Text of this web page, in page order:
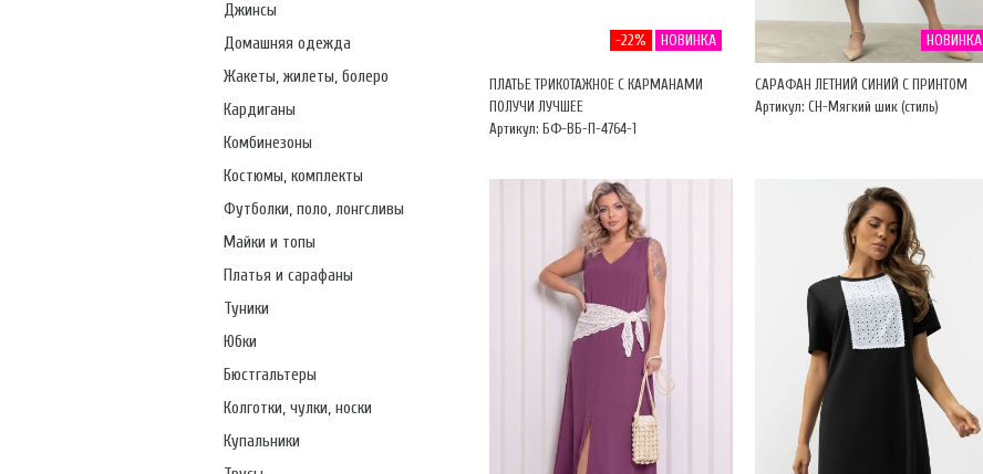
Джинсы
Домашняя одежда
Жакеты, жилеты, болеро
Кардиганы
Комбинезоны
Костюмы, комплекты
Футболки, поло, лонгсливы
Майки и топы
Платья и сарафаны
Туники
Юбки
Бюстгальтеры
Колготки, чулки, носки
Купальники
-22% НОВИНКА
ПЛАТЬЕ ТРИКОТАЖНОЕ С КАРМАНАМИ
ПОЛУЧИ ЛУЧШЕЕ
Артикул: БФ-ВБ-П-4764-1
НОВИНКА
САРАФАН ЛЕТНИЙ СИНИЙ С ПРИНТОМ
Артикул: CH-Мягкий шик (стиль)